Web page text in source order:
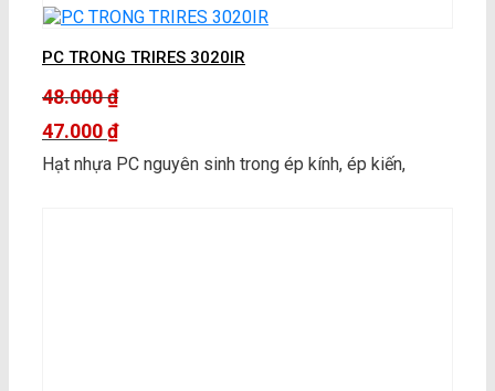
PC TRONG TRIRES 3020IR
48.000₫
Giá
là:
47.000₫
Giá
Hạt nhựa PC nguyên sinh trong ép kính, ép kiến,